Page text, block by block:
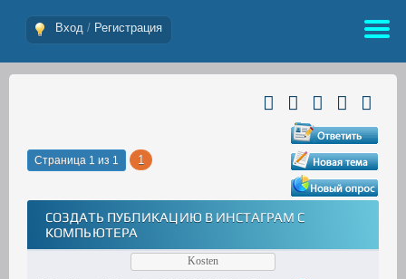
Вход / Регистрация
Страница 1 из 1 1
СОЗДАТЬ ПУБЛИКАЦИЮ В ИНСТАГРАМ С
КОМПЬЮТЕРА
Kosten